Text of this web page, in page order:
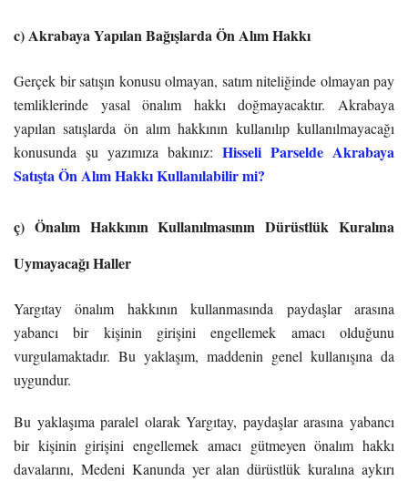
c) Akrabaya Yapılan Bağışlarda Ön Alım Hakkı
Gerçek bir satışın konusu olmayan, satım niteliğinde olmayan pay
temliklerinde yasal önalım hakkı doğmayacaktır. Akrabaya
yapılan satışlarda ön alım hakkının kullanılıp kullanılmayacağı
konusunda şu yazımıza bakınız: Hisseli Parselde Akrabaya
Satışta Ön Alım Hakkı Kullanılabilir mi?
ç) Önalım Hakkının Kullanılmasının Dürüstlük Kuralına
Uymayacağı Haller
Yargıtay önalım hakkının kullanmasında paydaşlar arasına
yabancı bir kişinin girişini engellemek amacı olduğunu
vurgulamaktadır. Bu yaklaşım, maddenin genel kullanışına da
uygundur.
Bu yaklaşıma paralel olarak Yargıtay, paydaşlar arasına yabancı
bir kişinin girişini engellemek amacı gütmeyen önalım hakkı
davalarını, Medeni Kanunda yer alan dürüstlük kuralına aykırı